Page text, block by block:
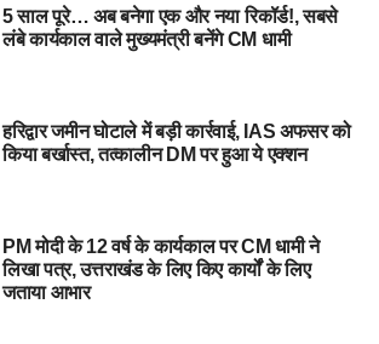
5 साल पूरे… अब बनेगा एक और नया रिकॉर्ड!, सबसे
लंबे कार्यकाल वाले मुख्यमंत्री बनेंगे CM धामी
हरिद्वार जमीन घोटाले में बड़ी कार्रवाई, IAS अफसर को
किया बर्खास्त, तत्कालीन DM पर हुआ ये एक्शन
PM मोदी के 12 वर्ष के कार्यकाल पर CM धामी ने
लिखा पत्र, उत्तराखंड के लिए किए कार्यों के लिए
जताया आभार